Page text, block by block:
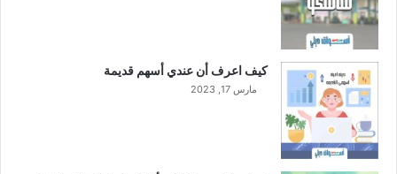
كيف اعرف أن عندي أسهم قديمة
مارس 17, 2023